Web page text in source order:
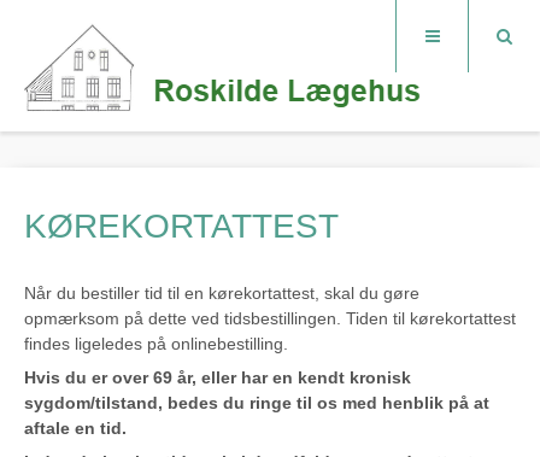
KØREKORTATTEST
Når du bestiller tid til en kørekortattest, skal du gøre
opmærksom på dette ved tidsbestillingen. Tiden til kørekortattest
findes ligeledes på onlinebestilling.
Hvis du er over 69 år, eller har en kendt kronisk
sygdom/tilstand, bedes du ringe til os med henblik på at
aftale en tid.